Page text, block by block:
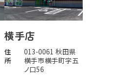
横手店
住
所
013-0061 秋田県
横手市横手町字五
ノ口56